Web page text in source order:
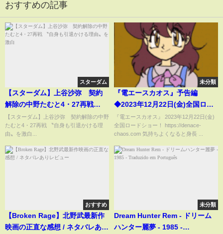
おすすめの記事
スターダム
【スターダム】上谷沙弥 契約
解除の中野たむと4・27再戦
〝自身も引退かける理由〟を激
白
【スターダム】上谷沙弥 契約解除の中野
たむと4・27再戦 〝自身も引退かける理
由〟を激白...
未分類
『電エースカオス』予告編
◆2023年12月22日(金)全国ロー
ドショー！
『電エースカオス』 2023年12月22日(金)
全国ロードショー！ https://denace-
chaos.com 気持ちよくなると身長 ...
おすすめ
【Broken Rage】北野武最新作
映画の正直な感想 / ネタバレあり
未分類
Dream Hunter Rem - ドリーム
ハンター麗夢 - 1985 -